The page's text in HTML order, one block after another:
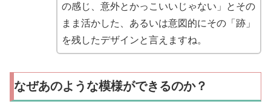
の感じ、意外とかっこいいじゃない」とその
まま活かした、あるいは意図的にその「跡」
を残したデザインと言えますね。
なぜあのような模様ができるのか？